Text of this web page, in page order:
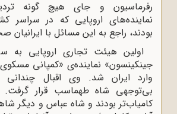
رفرماسیون و جای هیچ گونه
نماینده‌‌های اروپایی که در سراسر
بودند، راجع به این مسائل با
اولین هیئت تجاری اروپایی به
وارد ایران شد. وی اقبال
بی‌توجهی شاه طهماسب قرار
کامیاب‌تر بودند و شاه عباس و دیگر